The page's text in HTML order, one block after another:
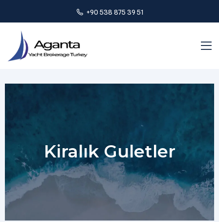
+90 538 875 39 51
Kiralık Guletler